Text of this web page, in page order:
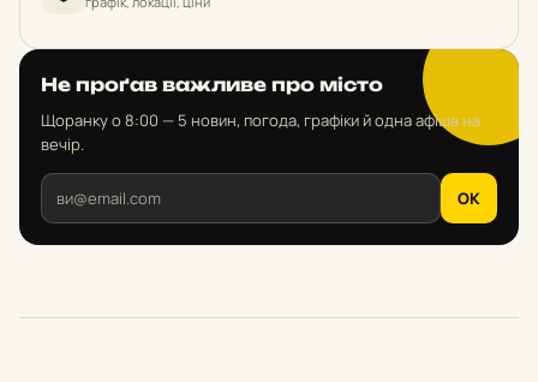
Не проґав важливе про місто
Щоранку о 8:00 — 5 новин, погода, графіки й одна афіша на
вечір.
OK